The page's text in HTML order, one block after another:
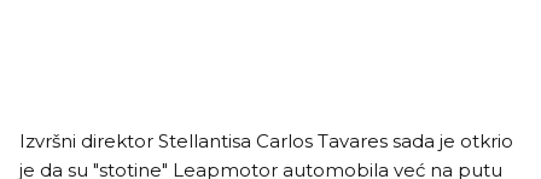
Izvršni direktor Stellantisa Carlos Tavares sada je otkrio
je da su "stotine" Leapmotor automobila već na putu